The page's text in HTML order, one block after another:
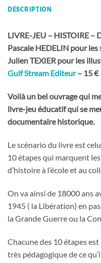
DESCRIPTION
LIVRE-JEU – HISTOIRE –
Pascale HEDELIN pour
Julien TEXIER pour les
Gulf Stream Editeur– 15 €
Voilà un bel ouvrage qui
livre-jeu éducatif qui se
documentaire historique.
Le scénario du livre est
10 étapes qui marquent
d’histoire à l’école et au
On va ainsi de 18000 ans
1945 ( la Libération) en
la Grande Guerre ou la
Chacune des 10 étapes
très pédagogique de ce